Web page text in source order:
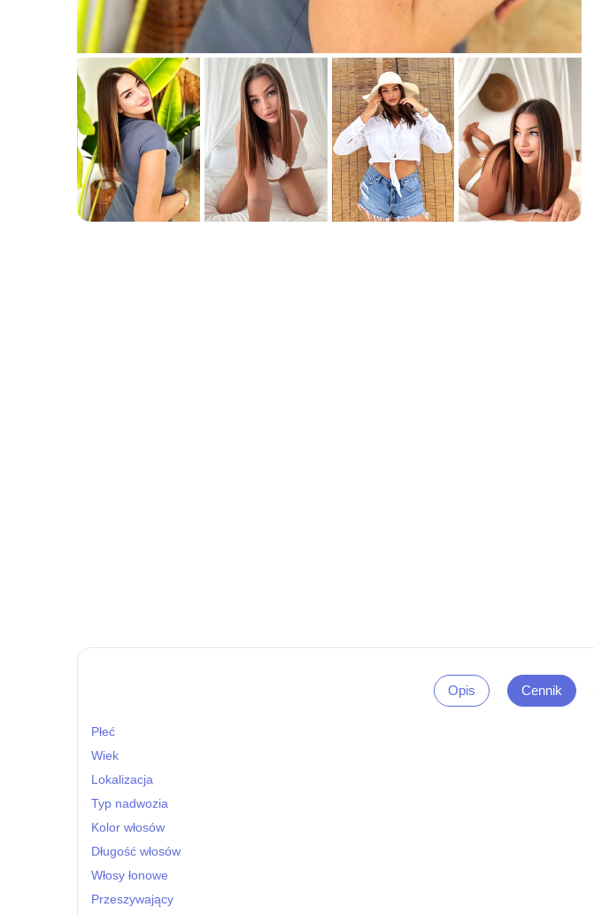
Opis Cennik
Płeć
Wiek
Lokalizacja
Typ nadwozia
Kolor włosów
Długość włosów
Włosy łonowe
Przeszywający